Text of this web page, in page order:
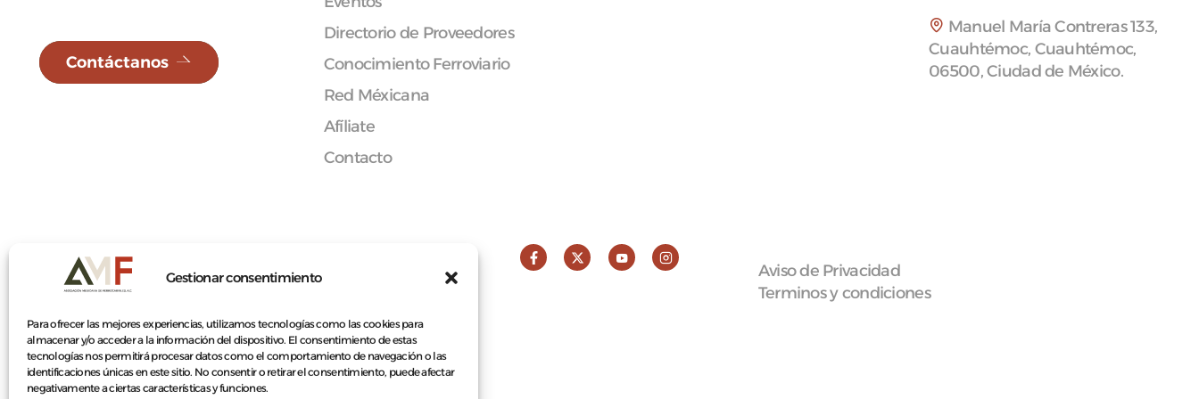
Gestionar consentimiento
Para ofrecer las mejores experiencias, utilizamos tecnologías como las cookies para
almacenar y/o acceder a la información del dispositivo. El consentimiento de estas
tecnologías nos permitirá procesar datos como el comportamiento de navegación o las
identificaciones únicas en este sitio. No consentir o retirar el consentimiento, puede afectar
negativamente a ciertas características y funciones.
Contáctanos
Directorio de Proveedores
Conocimiento Ferroviario
Red Méxicana
Afíliate
Contacto
Manuel María Contreras 133,
Cuauhtémoc, Cuauhtémoc,
06500, Ciudad de México.
© 2026 Asociación Mexicana de Ferrocarriles A.C.
Aviso de Privacidad
Terminos y condiciones